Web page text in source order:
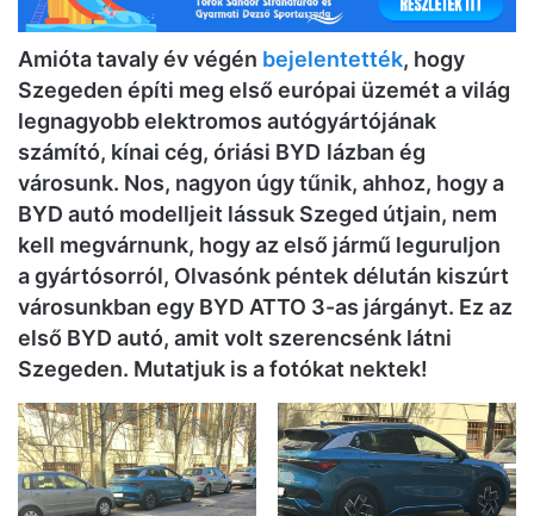
Amióta tavaly év végén bejelentették, hogy
Szegeden építi meg első európai üzemét a világ
legnagyobb elektromos autógyártójának
számító, kínai cég, óriási BYD lázban ég
városunk. Nos, nagyon úgy tűnik, ahhoz, hogy a
BYD autó modelljeit lássuk Szeged útjain, nem
kell megvárnunk, hogy az első jármű leguruljon
a gyártósorról, Olvasónk péntek délután kiszúrt
városunkban egy BYD ATTO 3-as járgányt. Ez az
első BYD autó, amit volt szerencsénk látni
Szegeden. Mutatjuk is a fotókat nektek!